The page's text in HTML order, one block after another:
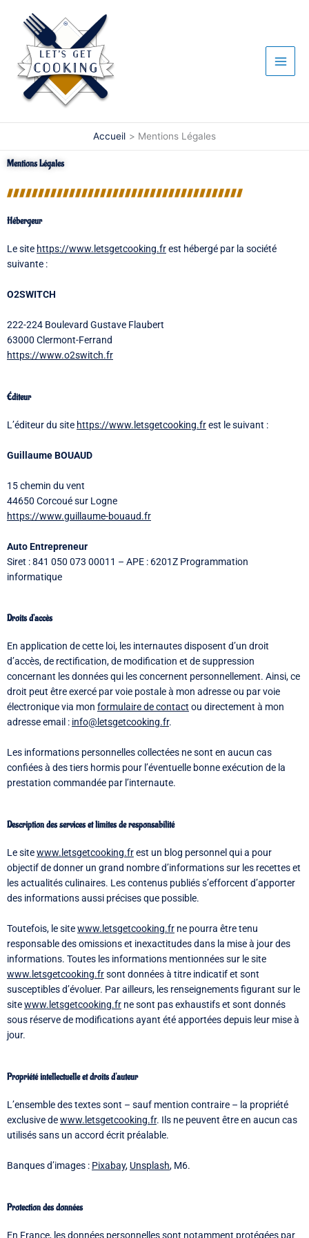
contenu
Accueil Mentions Légales
Mentions Légales
Hébergeur
Le site https://www.letsgetcooking.frest hébergé par la société
suivante :
O2SWITCH
222-224 Boulevard Gustave Flaubert
63000 Clermont-Ferrand
https://www.o2switch.fr
Éditeur
L’éditeur du site https://www.letsgetcooking.frest le suivant :
Guillaume BOUAUD
15 chemin du vent
44650 Corcoué sur Logne
https://www.guillaume-bouaud.fr
Auto Entrepreneur
Siret : 841 050 073 00011 – APE : 6201Z Programmation
informatique
Droits d’accès
En application de cette loi, les internautes disposent d’un droit
d’accès, de rectification, de modification et de suppression
concernant les données qui les concernent personnellement. Ainsi, ce
droit peut être exercé par voie postale à mon adresse ou par voie
électronique via mon formulaire de contact ou directement à mon
adresse email : info@letsgetcooking.fr.
Les informations personnelles collectées ne sont en aucun cas
confiées à des tiers hormis pour l’éventuelle bonne exécution de la
prestation commandée par l’internaute.
Description des services et limites de responsabilité
Le sitewww.letsgetcooking.frest un blog personnel qui a pour
objectif de donner un grand nombre d’informations sur les recettes et
les actualités culinaires. Les contenus publiés s’efforcent d’apporter
des informations aussi précises que possible.
Toutefois, le sitewww.letsgetcooking.fr ne pourra être tenu
responsable des omissions et inexactitudes dans la mise à jour des
informations. Toutes les informations mentionnées sur le site
www.letsgetcooking.frsont données à titre indicatif et sont
susceptibles d’évoluer. Par ailleurs, les renseignements figurant sur le
sitewww.letsgetcooking.fr ne sont pas exhaustifs et sont donnés
sous réserve de modifications ayant été apportées depuis leur mise à
jour.
Propriété intellectuelle et droits d'auteur
L’ensemble des textes sont – sauf mention contraire – la propriété
exclusive dewww.letsgetcooking.fr. Ils ne peuvent être en aucun cas
utilisés sans un accord écrit préalable.
Banques d’images : Pixabay, Unsplash, M6.
Protection des données
En France, les données personnelles sont notamment protégées par